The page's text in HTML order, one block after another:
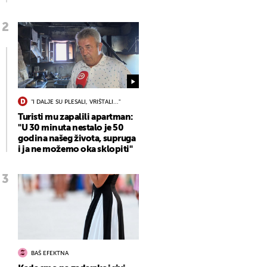
"I DALJE SU PLESALI, VRIŠTALI..."
Turisti mu zapalili apartman:
"U 30 minuta nestalo je 50
godina našeg života, supruga
i ja ne možemo oka sklopiti"
BAŠ EFEKTNA